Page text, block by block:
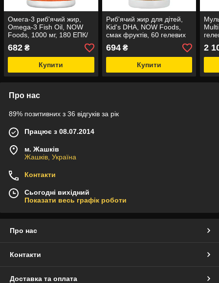
Омега-3 риб'ячий жир,
Omega-3 Fish Oil, NOW
Foods, 1000 мг, 180 ЕПК/
120 ДГК, в
кишковорозчинній
оболонці, 90 гелевих
682 ₴
Купити
Риб'ячий жир для дітей,
Kid's DHA, NOW Foods,
смак фруктів, 60 гелевих
капсул
694₴
Купити
2
Про нас
89% позитивних з 36 відгуків за рік
Працює з 08.07.2014
м. Жашків
Жашків, Україна
Контакти
Сьогодні вихідний
Показати весь графік роботи
Про нас
Контакти
Доставка та оплата